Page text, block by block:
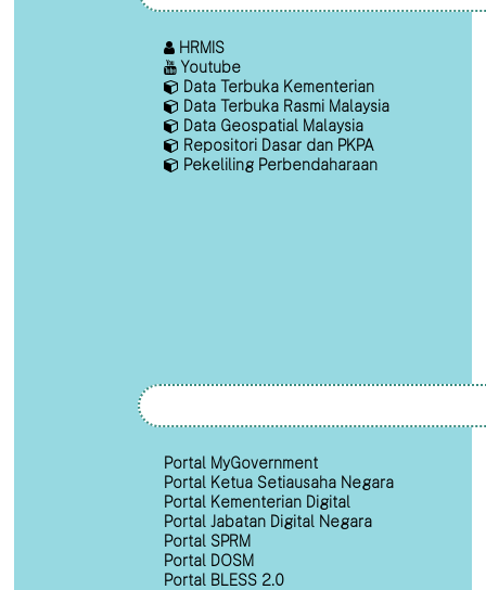
HRMIS
Youtube
Data Terbuka Kementerian
Data Terbuka Rasmi Malaysia
Data Geospatial Malaysia
Repositori Dasar dan PKPA
Pekeliling Perbendaharaan
Portal MyGovernment
Portal Ketua Setiausaha Negara
Portal Kementerian Digital
Portal Jabatan Digital Negara
Portal SPRM
Portal DOSM
Portal BLESS 2.0